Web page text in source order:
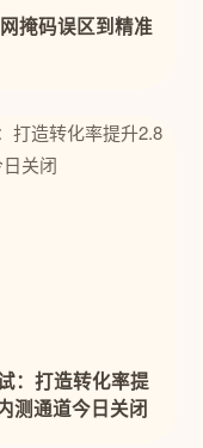
掩码误区到精准
：打造转化率提
测通道今日关闭